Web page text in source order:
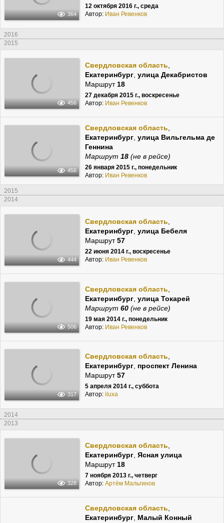
364
12 октября 2016 г., среда
Автор: Иван Ревенков
2016
2015
456
Свердловская область
Екатеринбург, улица Декабристов
Маршрут 18
27 декабря 2015 г., воскресенье
Автор: Иван Ревенков
456
Свердловская область
Екатеринбург, улица Вильгельма де
Геннина
Маршрут 18(не в рейсе)
26 января 2015 г., понедельник
Автор: Иван Ревенков
2015
2014
444
Свердловская область,
Екатеринбург, улица Бебеля
Маршрут57
22 июня 2014 г., воскресенье
Автор: Иван Ревенков
506
Свердловская область
Екатеринбург, улица Токарей
Маршрут 60(не в рейсе)
19 мая 2014 г., понедельник
Автор: Иван Ревенков
317
Свердловская область,
Екатеринбург, проспект Ленина
Маршрут57
5 апреля 2014 г., суббота
Автор: iluxa
2014
2013
328
Свердловская область
Екатеринбург, Ясная улица
Маршрут 18
7 ноября 2013 г., четверг
Автор: Артём Мальгинов
Свердловская область,
Екатеринбург, Малый Конный